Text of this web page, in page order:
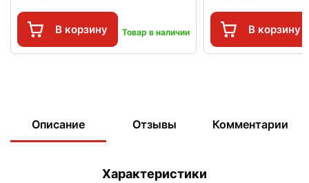
В корзину Товар в наличии В корзину
Описание Отзывы Комментарии
Характеристики